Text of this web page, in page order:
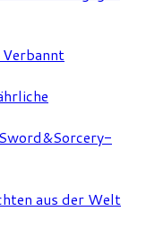
Verbannt
aus der Welt